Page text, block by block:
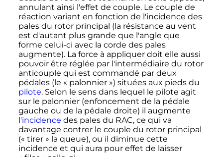
annulant ainsi l'effet de couple. Le couple de
réaction variant en fonction de l'incidence des
pales du rotor principal (la résistance au vent
est d'autant plus grande que l'angle que
forme celui-ci avec la corde des pales
augmente). La force à appliquer doit elle aussi
pouvoir être réglée par l'intermédiaire du rotor
anticouple qui est commandé par deux
pédales (le « palonnier ») situées aux pieds du
pilote. Selon le sens dans lequel le pilote agit
sur le palonnier (enfoncement de la pédale
gauche ou de la pédale droite) il augmente
l'incidence des pales du RAC, ce qui va
davantage contrer le couple du rotor principal
(« tirer » la queue), ou il diminue cette
incidence et qui aura pour effet de laisser